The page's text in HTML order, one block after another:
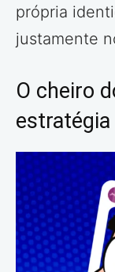
própria
justamente
O cheiro